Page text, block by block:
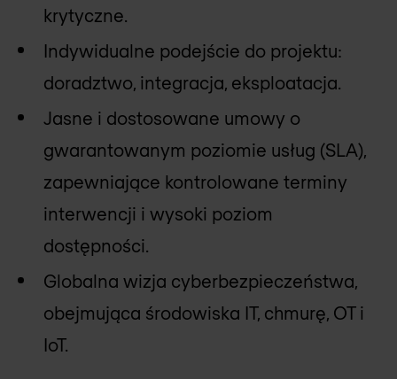
krytyczne.
Indywidualne podejście do projektu:
doradztwo, integracja, eksploatacja.
Jasne i dostosowane umowy o
gwarantowanym poziomie usług (SLA),
zapewniające kontrolowane terminy
interwencji i wysoki poziom
dostępności.
Globalna wizja cyberbezpieczeństwa,
obejmująca środowiska IT, chmurę, OT i
IoT.